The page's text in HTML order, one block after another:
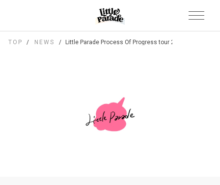
TOP NEWS Little Parade Process Of Progress tour 2022 FC2次先行